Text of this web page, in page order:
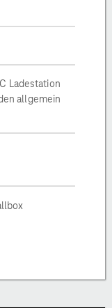
Ladestation
allgemein